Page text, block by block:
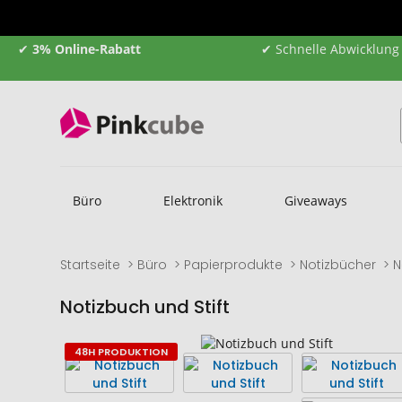
✔ 3% Online-Rabatt ✔ Schnelle Abwicklung
Büro Elektronik Giveaways
Startseite Büro Papierprodukte Notizbücher
Notizbuch und Stift
Zum
Ende
Bildgalerie
Zum
Anfang
Bildgalerie
48H PRODUKTION